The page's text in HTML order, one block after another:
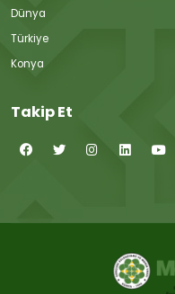
Dünya
Türkiye
Konya
Takip Et